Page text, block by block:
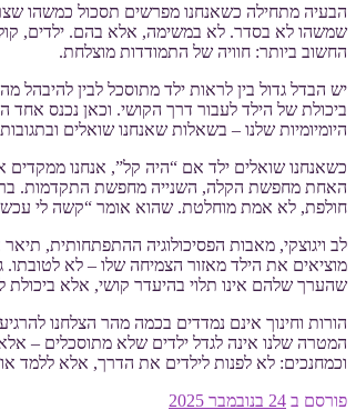
הבעיה מתחילה כשאנחנו מפרשים תסכול כמשהו
שמשהו לא בסדר. לא במשימה, אלא בהם. ילדים,
החשוב ביותר: חוויה של התמודדות מוצלחת.
יש הבדל גדול בין לראות ילד מתוסכל לבין להיבהל
ביכולת של הילד לעבור דרך הקושי. וכאן נכנס אחד
היומיומיות שלנו – בשאלות שאנחנו שואלים
כשאנחנו שואלים ילד אם “היה קל”, אנחנו ממקדים
האחת מחפשת הקלה, השנייה מחפשת התקדמות. ברוח
חולפת, לא אמת מוחלטת. שהוא אומר “קשה לי
לב ויגוצקי, מאבות הפסיכולוגיה ההתפתחותית,
מוציאים את הילד מאזור הצמיחה שלו – לא
שהערך שלהם אינו תלוי בהיעדר קושי, אלא ביכולת
הורות וחינוך אינם נמדדים בכמה מהר הצלחנו
המטרה שלנו אינה לגדל ילדים שלא מתוסכלים –
וכמחנכים: לא לפנות לילדים את הדרך, אלא ללמד
פורסם ב 24 בנובמבר 2025